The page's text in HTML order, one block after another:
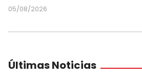
05/08/2026
Últimas Noticias